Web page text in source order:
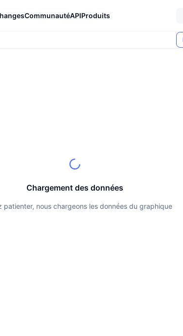
CommunautéAPIProduits
Chargement des données
patienter, nous chargeons les données du graphique